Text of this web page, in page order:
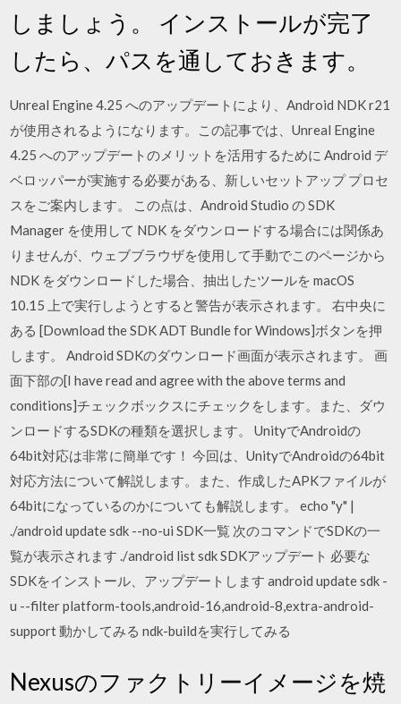
しましょう。 インストールが完了
したら、パスを通しておきます。
Unreal Engine 4.25 へのアップデートにより、Android NDK r21
が使用されるようになります。この記事では、Unreal Engine
4.25 へのアップデートのメリットを活用するために Android デ
ベロッパーが実施する必要がある、新しいセットアップ プロセ
スをご案内します。 この点は、Android Studio の SDK
Manager を使用して NDK をダウンロードする場合には関係あ
りませんが、ウェブブラウザを使用して手動でこのページから
NDK をダウンロードした場合、抽出したツールを macOS
10.15 上で実行しようとすると警告が表示されます。 右中央に
ある [Download the SDK ADT Bundle for Windows]ボタンを押
します。 Android SDKのダウンロード画面が表示されます。 画
面下部の[I have read and agree with the above terms and
conditions]チェックボックスにチェックをします。また、ダウ
ンロードするSDKの種類を選択します。 UnityでAndroidの
64bit対応は非常に簡単です！ 今回は、UnityでAndroidの64bit
対応方法について解説します。また、作成したAPKファイルが
64bitになっているのかについても解説します。 echo "y" |
./android update sdk --no-ui SDK一覧 次のコマンドでSDKの一
覧が表示されます ./android list sdk SDKアップデート 必要な
SDKをインストール、アップデートします android update sdk -
u --filter platform-tools,android-16,android-8,extra-android-
support 動かしてみる ndk-buildを実行してみる
Nexusのファクトリーイメージを焼